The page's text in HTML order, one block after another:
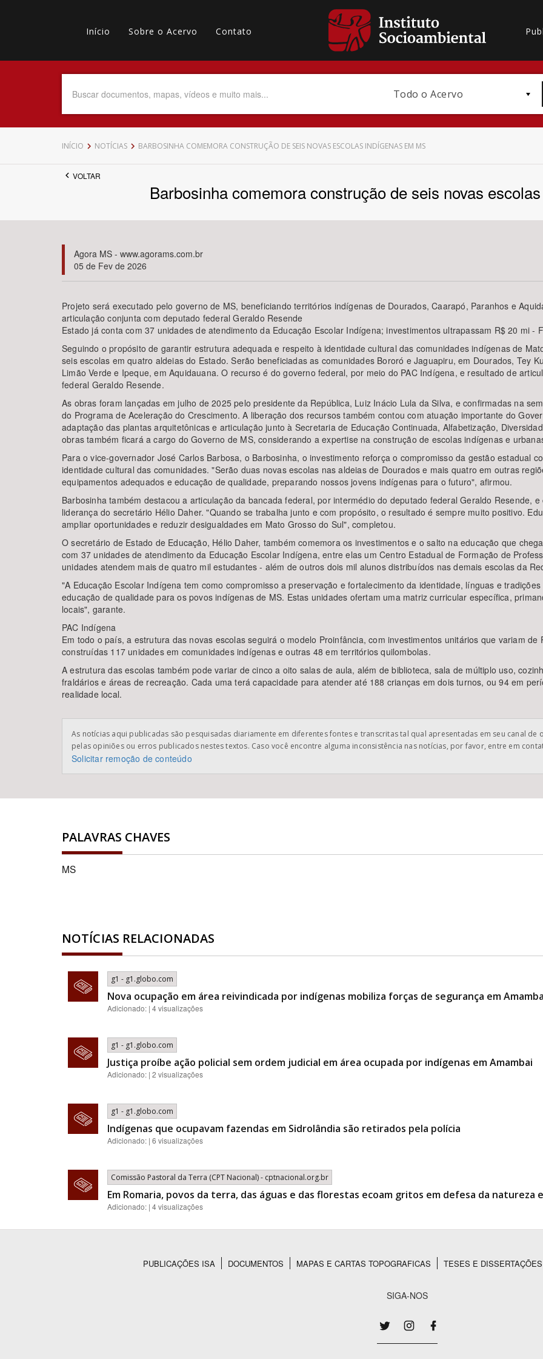
Main
navigation
Início Sobre o Acervo Contato
secundário
Todo o Acervo
Data do Documento Até
Tema
Área de Levantamento Área Protegida
INÍCIO NOTÍCIAS BARBOSINHA COMEMORA CONSTRUÇÃO DE SEIS NOVAS ESCOLAS INDÍGENAS EM MS
VOLTAR
Barbosinha comemora construção de seis novas
Agora MS - www.agorams.com.br
05 de Fev de 2026
Projeto será executado pelo governo de MS, beneficiando territórios indígenas de Dourados, Caarapó, Paranhos e
articulação conjunta com deputado federal Geraldo Resende
Estado já conta com 37 unidades de atendimento da Educação Escolar Indígena; investimentos ultrapassam R$ 20 mi -
Seguindo o propósito de garantir estrutura adequada e respeito à identidade cultural das comunidades indígenas de
seis escolas em quatro aldeias do Estado. Serão beneficiadas as comunidades Bororó e Jaguapiru, em Dourados, Tey
Limão Verde e Ipeque, em Aquidauana. O recurso é do governo federal, por meio do PAC Indígena, e resultado de
federal Geraldo Resende.
As obras foram lançadas em julho de 2025 pelo presidente da República, Luiz Inácio Lula da Silva, e confirmadas na
do Programa de Aceleração do Crescimento. A liberação dos recursos também contou com atuação importante do
adaptação das plantas arquitetônicas e articulação junto à Secretaria de Educação Continuada, Alfabetização,
obras também ficará a cargo do Governo de MS, considerando a expertise na construção de escolas indígenas e
Para o vice-governador José Carlos Barbosa, o Barbosinha, o investimento reforça o compromisso da gestão estadual
identidade cultural das comunidades. "Serão duas novas escolas nas aldeias de Dourados e mais quatro em outras
equipamentos adequados e educação de qualidade, preparando nossos jovens indígenas para o futuro", afirmou.
Barbosinha também destacou a articulação da bancada federal, por intermédio do deputado federal Geraldo Resende,
liderança do secretário Hélio Daher. "Quando se trabalha junto e com propósito, o resultado é sempre muito positivo.
ampliar oportunidades e reduzir desigualdades em Mato Grosso do Sul", completou.
O secretário de Estado de Educação, Hélio Daher, também comemora os investimentos e o salto na educação que
com 37 unidades de atendimento da Educação Escolar Indígena, entre elas um Centro Estadual de Formação de
unidades atendem mais de quatro mil estudantes - além de outros dois mil alunos distribuídos nas demais escolas da
"A Educação Escolar Indígena tem como compromisso a preservação e fortalecimento da identidade, línguas e
educação de qualidade para os povos indígenas de MS. Estas unidades ofertam uma matriz curricular específica,
locais", garante.
PAC Indígena
Em todo o país, a estrutura das novas escolas seguirá o modelo Proinfância, com investimentos unitários que variam
construídas 117 unidades em comunidades indígenas e outras 48 em territórios quilombolas.
A estrutura das escolas também pode variar de cinco a oito salas de aula, além de biblioteca, sala de múltiplo uso,
fraldários e áreas de recreação. Cada uma terá capacidade para atender até 188 crianças em dois turnos, ou 94 em
realidade local.
As notícias aqui publicadas são pesquisadas diariamente em diferentes fontes e transcritas tal qual apresentadas em seu canal
pelas opiniões ou erros publicados nestes textos. Caso você encontre alguma inconsistência nas notícias, por favor, entre em
Solicitar remoção de conteúdo
PALAVRAS CHAVES
MS
NOTÍCIAS RELACIONADAS
g1 - g1.globo.com
Nova ocupação em área reivindicada por indígenas mobiliza forças de segurança em
Adicionado: | 4 visualizações
g1 - g1.globo.com
Justiça proíbe ação policial sem ordem judicial em área ocupada por indígenas em Amambai
Adicionado: | 2 visualizações
g1 - g1.globo.com
Indígenas que ocupavam fazendas em Sidrolândia são retirados pela polícia
Adicionado: | 6 visualizações
Comissão Pastoral da Terra (CPT Nacional) - cptnacional.org.br
Em Romaria, povos da terra, das águas e das florestas ecoam gritos em defesa da natureza
Adicionado: | 4 visualizações
PUBLICAÇÕES ISA DOCUMENTOS MAPAS E CARTAS TOPOGRAFICAS TESES E DISSERTAÇÕES
SIGA-NOS